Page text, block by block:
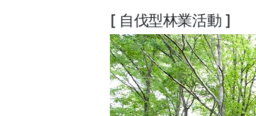
[ 自伐型林業活動 ]